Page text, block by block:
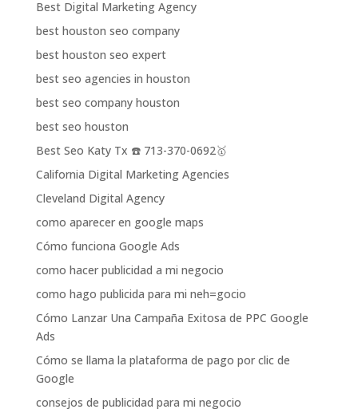
Best Digital Marketing Agency
best houston seo company
best houston seo expert
best seo agencies in houston
best seo company houston
best seo houston
Best Seo Katy Tx ☎️ 713-370-0692🥇
California Digital Marketing Agencies
Cleveland Digital Agency
como aparecer en google maps
Cómo funciona Google Ads
como hacer publicidad a mi negocio
como hago publicida para mi neh=gocio
Cómo Lanzar Una Campaña Exitosa de PPC Google
Ads
Cómo se llama la plataforma de pago por clic de
Google
consejos de publicidad para mi negocio